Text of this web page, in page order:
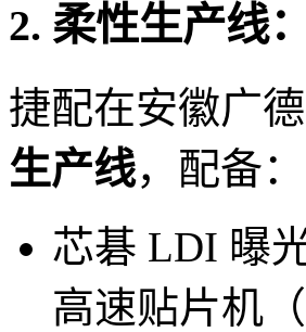
2. 柔性生产线
捷配在安徽广
生产线，配备：
芯碁 LDI 曝
高速贴片机